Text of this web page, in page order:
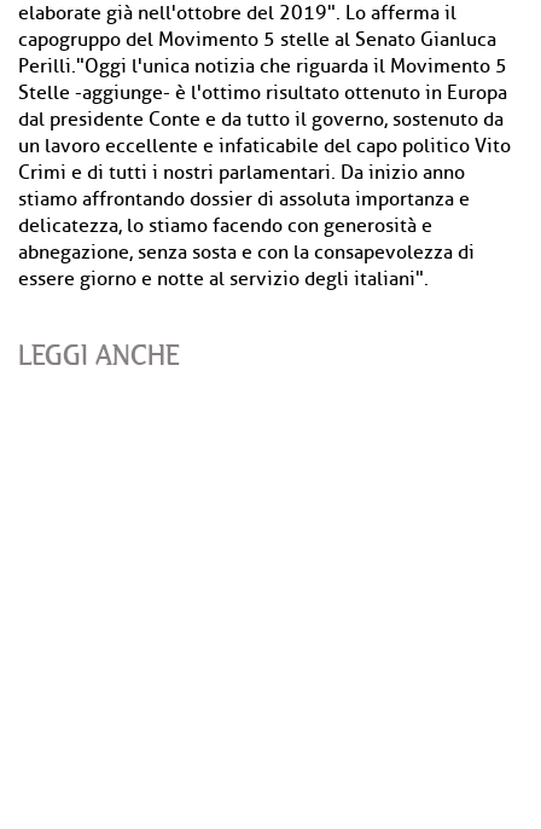
elaborate già nell'ottobre del 2019". Lo afferma il
capogruppo del Movimento 5 stelle al Senato Gianluca
Perilli."Oggi l'unica notizia che riguarda il Movimento 5
Stelle -aggiunge- è l'ottimo risultato ottenuto in Europa
dal presidente Conte e da tutto il governo, sostenuto da
un lavoro eccellente e infaticabile del capo politico Vito
Crimi e di tutti i nostri parlamentari. Da inizio anno
stiamo affrontando dossier di assoluta importanza e
delicatezza, lo stiamo facendo con generosità e
abnegazione, senza sosta e con la consapevolezza di
essere giorno e notte al servizio degli italiani".
LEGGI ANCHE